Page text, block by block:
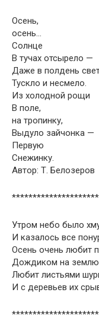
Осень,
осень…
Солнце
В тучах отсырело —
Даже в полдень
Тускло и несмело.
Из холодной рощи
В поле,
на тропинку,
Выдуло зайчонка —
Первую
Снежинку.
Автор: Т. Белозеров
Утром небо было
И казалось все
Осень очень любит
Дождиком на землю
Любит листьями
И с деревьев их